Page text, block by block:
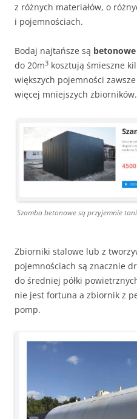
z różnych materiałów, o
i pojemnościach.
Bodaj najtańsze są
do 20m3 kosztują śmieszne
większych pojemności
więcej mniejszych zbiorników.
Szamba betonowe są przyjemnie
Zbiorniki stalowe lub z
pojemnościach są znacznie
do średniej półki
nie jest fortuna a zbiornik z
pomp.